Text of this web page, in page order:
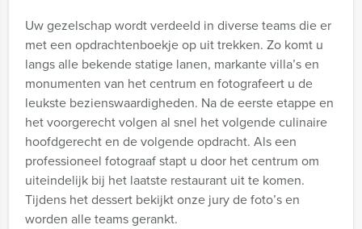
Uw gezelschap wordt verdeeld in diverse teams die er
met een opdrachtenboekje op uit trekken. Zo komt u
langs alle bekende statige lanen, markante villa’s en
monumenten van het centrum en fotografeert u de
leukste bezienswaardigheden. Na de eerste etappe en
het voorgerecht volgen al snel het volgende culinaire
hoofdgerecht en de volgende opdracht. Als een
professioneel fotograaf stapt u door het centrum om
uiteindelijk bij het laatste restaurant uit te komen.
Tijdens het dessert bekijkt onze jury de foto’s en
worden alle teams gerankt.